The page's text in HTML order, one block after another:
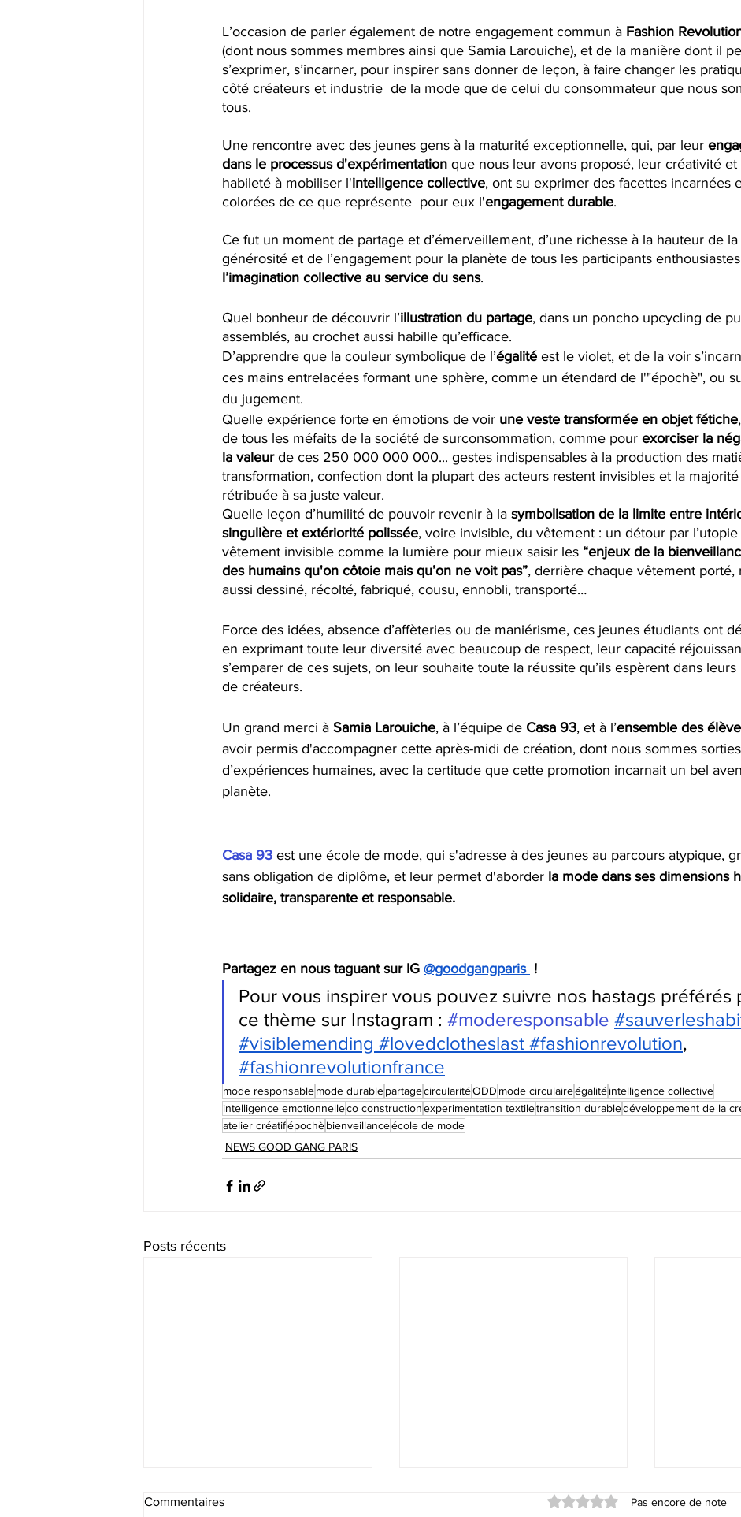
L’occasion de parler également de notre engagement commun à Fashion
(dont nous sommes membres ainsi que Samia Larouiche), et de la manière dont il
s’exprimer, s’incarner, pour inspirer sans donner de leçon, à faire changer les
côté créateurs et industrie  de la mode que de celui du consommateur que nous
tous.
Une rencontre avec des jeunes gens à la maturité exceptionnelle, qui, par leur
dans le processus d'expérimentation que nous leur avons proposé, leur créativité et
habileté à mobiliser l'intelligence collective, ont su exprimer des facettes incarnées
colorées de ce que représente  pour eux l'engagement durable.
Ce fut un moment de partage et d’émerveillement, d’une richesse à la hauteur de la
générosité et de l’engagement pour la planète de tous les participants
l’imagination collective au service du sens.
Quel bonheur de découvrir l’illustration du partage, dans un poncho upcycling de
assemblés, au crochet aussi habille qu’efficace.
D’apprendre que la couleur symbolique de l’égalité est le violet, et de la voir
ces mains entrelacées formant une sphère, comme un étendard de l'"épochè", ou
du jugement.
Quelle expérience forte en émotions de voir une veste transformée en objet fétiche
de tous les méfaits de la société de surconsommation, comme pour exorciser la
la valeur de ces 250 000 000 000... gestes indispensables à la production des
transformation, confection dont la plupart des acteurs restent invisibles et la
rétribuée à sa juste valeur.
Quelle leçon d’humilité de pouvoir revenir à la symbolisation de la limite entre
singulière et extériorité polissée, voire invisible, du vêtement : un détour par l’utopie
vêtement invisible comme la lumière pour mieux saisir les “enjeux de la
des humains qu'on côtoie mais qu’on ne voit pas”, derrière chaque vêtement porté,
aussi dessiné, récolté, fabriqué, cousu, ennobli, transporté…
Force des idées, absence d’affèteries ou de maniérisme, ces jeunes étudiants ont
en exprimant toute leur diversité avec beaucoup de respect, leur capacité
s’emparer de ces sujets, on leur souhaite toute la réussite qu’ils espèrent dans leurs
de créateurs.
Un grand merci à Samia Larouiche, à l’équipe de Casa 93, et à l’ensemble des
avoir permis d'accompagner cette après-midi de création, dont nous sommes
d’expériences humaines, avec la certitude que cette promotion incarnait un bel
planète.
Casa 93 est une école de mode, qui s'adresse à des jeunes au parcours atypique,
sans obligation de diplôme, et leur permet d'aborder la mode dans ses dimensions
solidaire, transparente et responsable.
Partagez en nous taguant sur IG @goodgangparis !
Pour vous inspirer vous pouvez suivre nos hastags préférés
ce thème sur Instagram : #moderesponsable
#visiblemending #lovedclotheslast #fashionrevolution,
#fashionrevolutionfrance
mode responsablemode durablepartagecircularitéODD mode circulaireégalitéintelligence collective
intelligence emotionnelleco constructionexperimentation textiletransition durabledéveloppement de la
atelier créatifépochèbienveillanceécole de mode
NEWS GOOD GANG PARIS
Posts récents
Commentaires Noté 0 étoile sur 5.Pas encore de note